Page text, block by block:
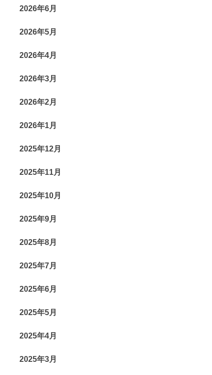
2026年6月
2026年5月
2026年4月
2026年3月
2026年2月
2026年1月
2025年12月
2025年11月
2025年10月
2025年9月
2025年8月
2025年7月
2025年6月
2025年5月
2025年4月
2025年3月